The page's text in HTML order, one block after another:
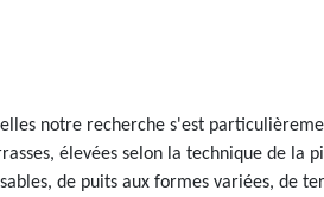
notre recherche s'est
élevées selon la technique de la
de puits aux formes variées, de